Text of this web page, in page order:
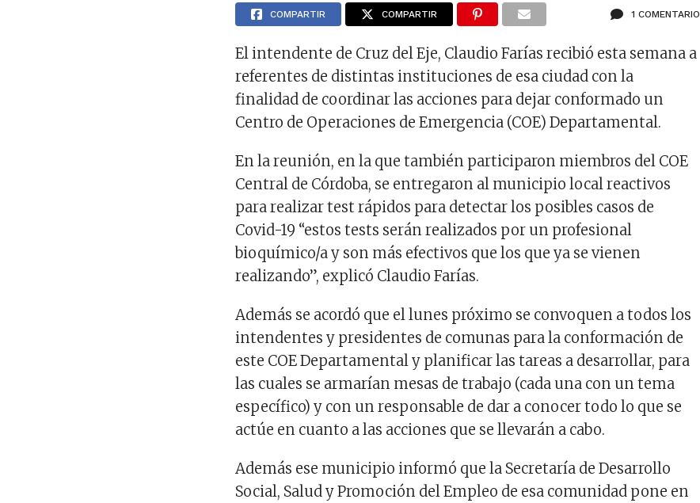
COMPARTIR COMPARTIR 1 COMENTARIO
El intendente de Cruz del Eje, Claudio Farías recibió esta semana a
referentes de distintas instituciones de esa ciudad con la
finalidad de coordinar las acciones para dejar conformado un
Centro de Operaciones de Emergencia (COE) Departamental.
En la reunión, en la que también participaron miembros del COE
Central de Córdoba, se entregaron al municipio local reactivos
para realizar test rápidos para detectar los posibles casos de
Covid-19 “estos tests serán realizados por un profesional
bioquímico/a y son más efectivos que los que ya se vienen
realizando”, explicó Claudio Farías.
Además se acordó que el lunes próximo se convoquen a todos los
intendentes y presidentes de comunas para la conformación de
este COE Departamental y planificar las tareas a desarrollar, para
las cuales se armarían mesas de trabajo (cada una con un tema
específico) y con un responsable de dar a conocer todo lo que se
actúe en cuanto a las acciones que se llevarán a cabo.
Además ese municipio informó que la Secretaría de Desarrollo
Social, Salud y Promoción del Empleo de esa comunidad pone en